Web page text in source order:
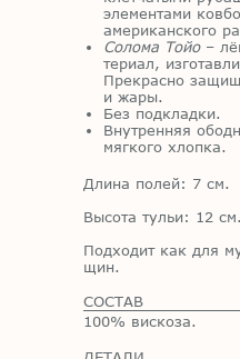
элементами
американского
Солома Тойо –
те­ри­ал,
Пре­крас­но
и жары.
Без под­клад­ки.
Внутренняя
мягкого хлопка.
Дли­на по­лей: 7 см.
Вы­со­та ту­льи: 12 см.
Под­хо­дит как для
щин.
СОСТАВ
100% вискоза.